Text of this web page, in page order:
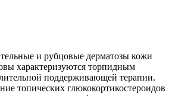
и рубцовые дерматозы кожи
характеризуются торпидным
поддерживающей терапии.
топических глюкокортикостероидов